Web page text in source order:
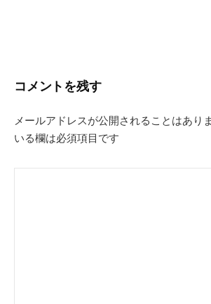
コメントを残す
メールアドレスが公開されることはありま
いる欄は必須項目です